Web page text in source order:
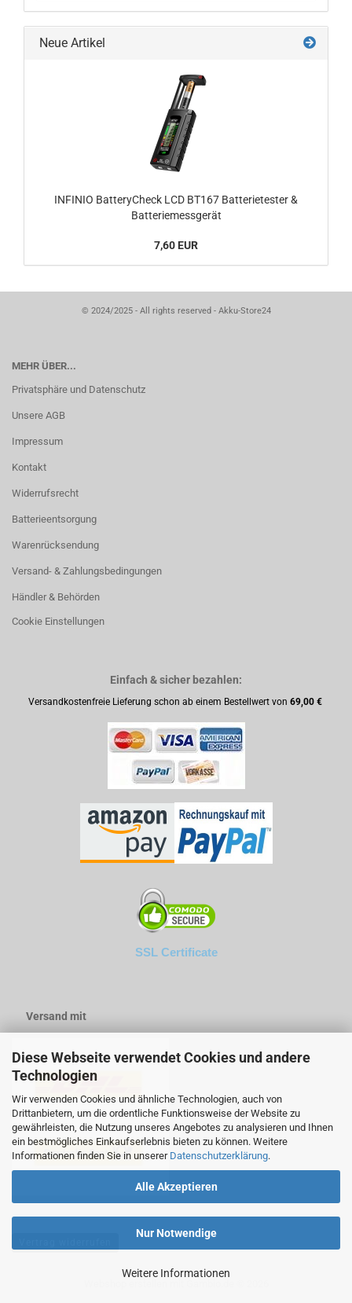
Diese Webseite verwendet Cookies und andere
Technologien
Wir verwenden Cookies und ähnliche Technologien, auch von
Drittanbietern, um die ordentliche Funktionsweise der Website zu
gewährleisten, die Nutzung unseres Angebotes zu analysieren und Ihnen
ein bestmögliches Einkaufserlebnis bieten zu können. Weitere
Informationen finden Sie in unserer Datenschutzerklärung.
Alle Akzeptieren
Nur Notwendige
Weitere Informationen
Neue Artikel
INFINIO BatteryCheck LCD BT167 Batterietester &
Batteriemessgerät
7,60 EUR
© 2024/2025 - All rights reserved - Akku-Store24
MEHR ÜBER...
Privatsphäre und Datenschutz
Unsere AGB
Impressum
Kontakt
Widerrufsrecht
Batterieentsorgung
Warenrücksendung
Versand- & Zahlungsbedingungen
Händler & Behörden
Cookie Einstellungen
Einfach & sicher bezahlen:
Versandkostenfreie Lieferung schon ab einem Bestellwert von 69,00 €
SSL Certificate
Versand mit